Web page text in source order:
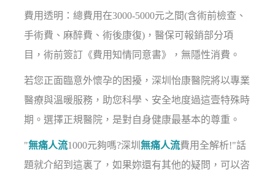
費用透明：總費用在3000-5000元之間(含術前檢查、
手術費、麻醉費、術後康復)，醫保可報銷部分項
目，術前簽訂《費用知情同意書》，無隱性消費。
若您正面臨意外懷孕的困擾，深圳怡康醫院將以專業
醫療與溫暖服務，助您科學、安全地度過這壹特殊時
期。選擇正規醫院，是對自身健康最基本的尊重。
"無痛人流1000元夠嗎?深圳無痛人流費用全解析!"話
題就介紹到這裏了，如果妳還有其他的疑問，可以咨